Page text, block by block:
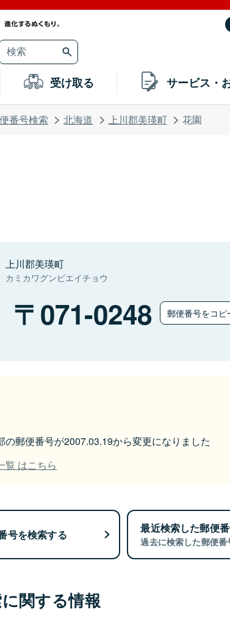
受け取る サービス・
番号検索 北海道 上川郡美瑛町 花園
上川郡美瑛町
カミカワグンビエイチョウ
071-0248 郵便番号をコピ
の郵便番号が2007.03.19から変更になりました
覧 はこちら
号を検索する 最近検索した郵便
過去に検索した郵便番
関する情報